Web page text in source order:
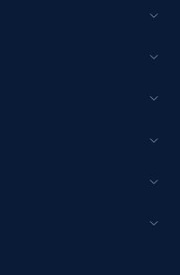
more.
records
more.